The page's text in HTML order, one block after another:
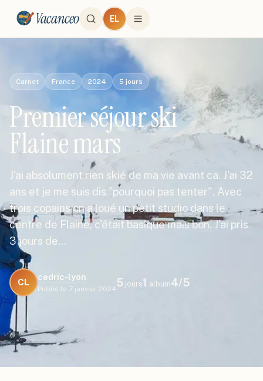
Vacanceo EL
Carnet France 2024 5 jours
Premier séjour ski -
Flaine mars
J'ai absolument rien skié de ma vie avant ca. J'ai 32
ans et je me suis dis "pourquoi pas tenter". Avec
trois copains on a loué un petit studio dans le
centre de Flaine, c'était basique mais bon. J'ai pris
3 jours de…
CL
cedric-lyon
Publié le 7 janvier 2024
5 jours1 album4/5